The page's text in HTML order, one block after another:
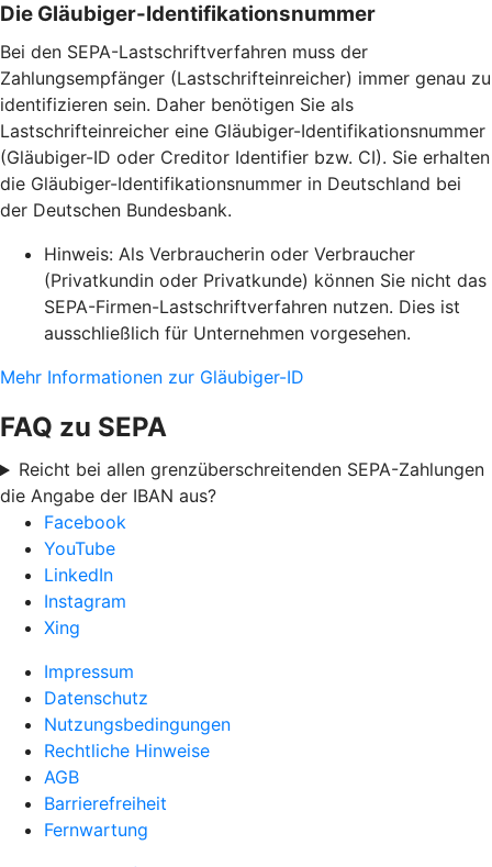
Die Gläubiger-Identifikationsnummer
Bei den SEPA-Lastschriftverfahren muss der
Zahlungsempfänger (Lastschrifteinreicher) immer genau zu
identifizieren sein. Daher benötigen Sie als
Lastschrifteinreicher eine Gläubiger-Identifikationsnummer
(Gläubiger-ID oder Creditor Identifier bzw. CI). Sie erhalten
die Gläubiger-Identifikationsnummer in Deutschland bei
der Deutschen Bundesbank.
Hinweis: Als Verbraucherin oder Verbraucher
(Privatkundin oder Privatkunde) können Sie nicht das
SEPA-Firmen-Lastschriftverfahren nutzen. Dies ist
ausschließlich für Unternehmen vorgesehen.
Mehr Informationen zur Gläubiger-ID
FAQ zu SEPA
Reicht bei allen grenzüberschreitenden SEPA-Zahlungen
die Angabe der IBAN aus?
Facebook
YouTube
LinkedIn
Instagram
Xing
Impressum
Datenschutz
Nutzungsbedingungen
Rechtliche Hinweise
AGB
Barrierefreiheit
Fernwartung